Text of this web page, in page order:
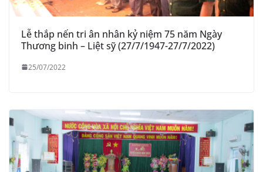
Lễ thắp nến tri ân nhân kỷ niệm 75 năm Ngày
Thương binh – Liệt sỹ (27/7/1947-27/7/2022)
25/07/2022